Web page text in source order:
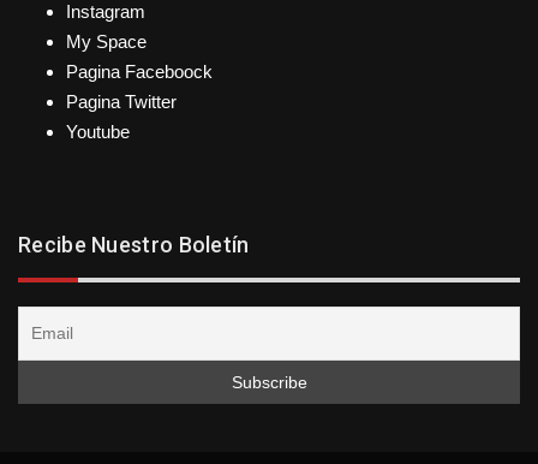
Instagram
My Space
Pagina Faceboock
Pagina Twitter
Youtube
Recibe Nuestro Boletín